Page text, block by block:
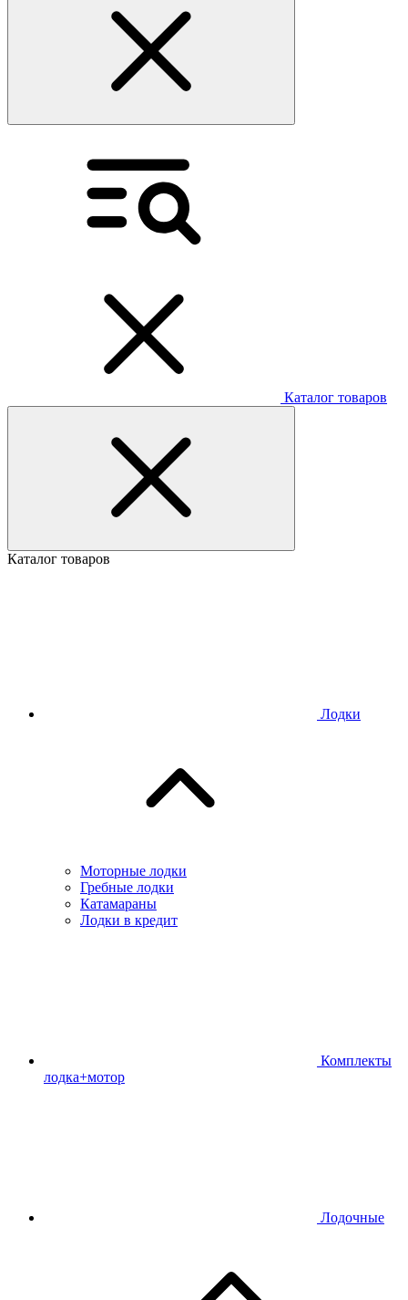
Каталог товаров
Каталог товаров
Лодки
Моторные лодки
Гребные лодки
Катамараны
Лодки в кредит
Комплекты
лодка+мотор
Лодочные